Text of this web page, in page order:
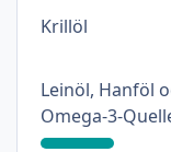
Krillöl: 0%
Leinöl, Hanföl
Omega-3-